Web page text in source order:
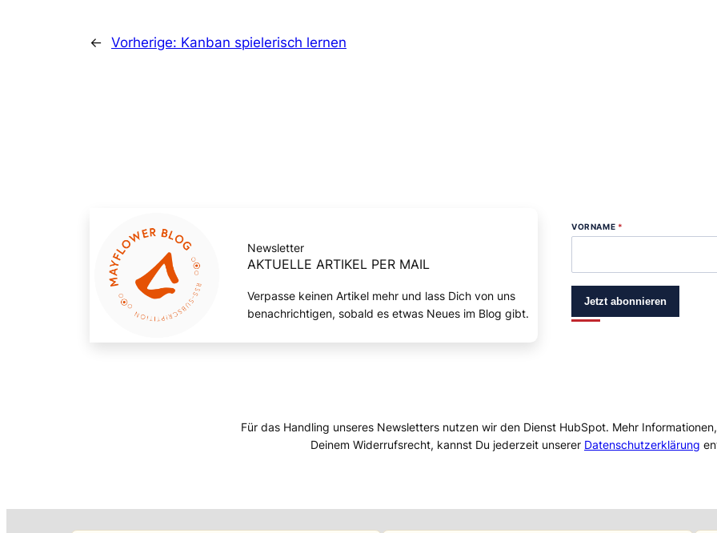
← Vorherige: Kanban spielerisch lernen
Newsletter
AKTUELLE ARTIKEL PER MAIL
Verpasse keinen Artikel mehr und lass Dich von uns
benachrichtigen, sobald es etwas Neues im Blog gibt.
VORNAME *
Jetzt abonnieren
Für das Handling unseres Newsletters nutzen wir den Dienst HubSpot. Mehr
Deinem Widerrufsrecht, kannst Du jederzeit unserer Datenschutzerklärung